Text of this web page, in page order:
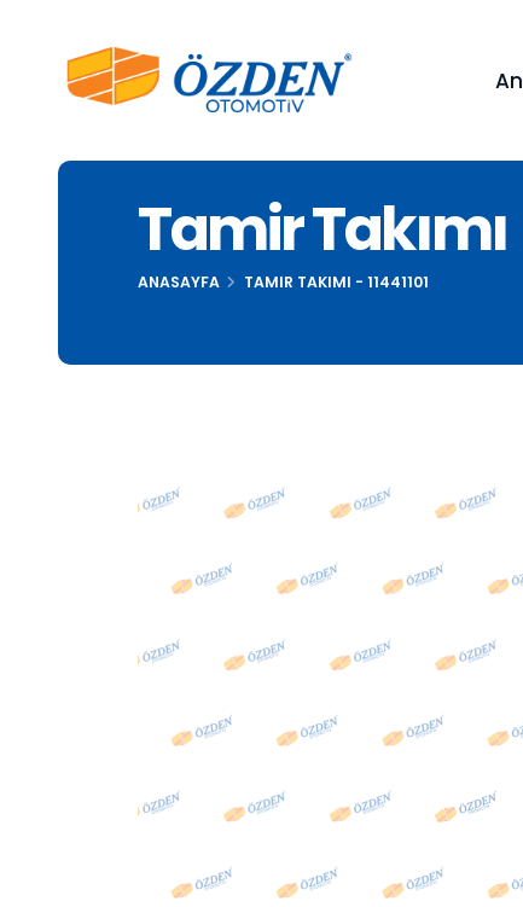
Tamir Takımı
ANASAYFA TAMIR TAKIMI - 11441101